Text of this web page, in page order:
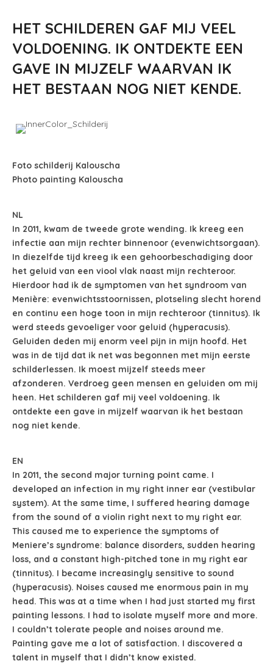
HET SCHILDEREN GAF MIJ VEEL
VOLDOENING. IK ONTDEKTE EEN
GAVE IN MIJZELF WAARVAN IK
HET BESTAAN NOG NIET KENDE.
Foto schilderij Kalouscha
Photo painting Kalouscha
NL
In 2011, kwam de tweede grote wending. Ik kreeg een
infectie aan mijn rechter binnenoor (evenwichtsorgaan).
In diezelfde tijd kreeg ik een gehoorbeschadiging door
het geluid van een viool vlak naast mijn rechteroor.
Hierdoor had ik de symptomen van het syndroom van
Menière: evenwichtsstoornissen, plotseling slecht horend
en continu een hoge toon in mijn rechteroor (tinnitus). Ik
werd steeds gevoeliger voor geluid (hyperacusis).
Geluiden deden mij enorm veel pijn in mijn hoofd. Het
was in de tijd dat ik net was begonnen met mijn eerste
schilderlessen. Ik moest mijzelf steeds meer
afzonderen. Verdroeg geen mensen en geluiden om mij
heen. Het schilderen gaf mij veel voldoening. Ik
ontdekte een gave in mijzelf waarvan ik het bestaan
nog niet kende.
EN
In 2011, the second major turning point came. I
developed an infection in my right inner ear (vestibular
system). At the same time, I suffered hearing damage
from the sound of a violin right next to my right ear.
This caused me to experience the symptoms of
Meniere’s syndrome: balance disorders, sudden hearing
loss, and a constant high-pitched tone in my right ear
(tinnitus). I became increasingly sensitive to sound
(hyperacusis). Noises caused me enormous pain in my
head. This was at a time when I had just started my first
painting lessons. I had to isolate myself more and more.
I couldn’t tolerate people and noises around me.
Painting gave me a lot of satisfaction. I discovered a
talent in myself that I didn’t know existed.